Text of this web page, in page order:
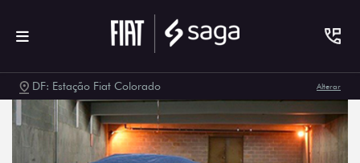
DF: Estação Fiat Colorado Alterar